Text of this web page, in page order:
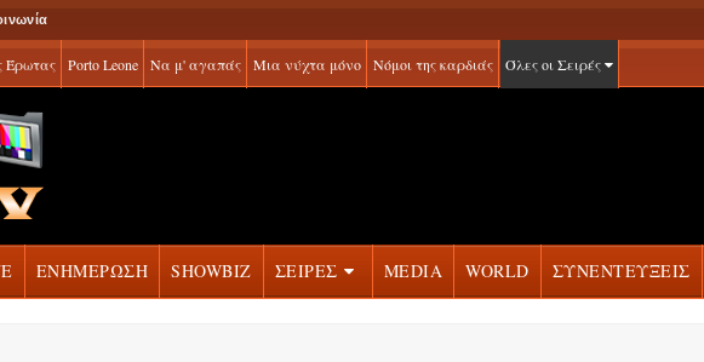
Έρωτας Porto Leone Να μ' αγαπάς Μια νύχτα μόνο Νόμοι της καρδιάς Όλες οι Σειρές
ΕΝΗΜΕΡΩΣΗ SHOWBIZ ΣΕΙΡΕΣ MEDIA WORLD ΣΥΝΕΝΤΕΥΞΕΙΣ